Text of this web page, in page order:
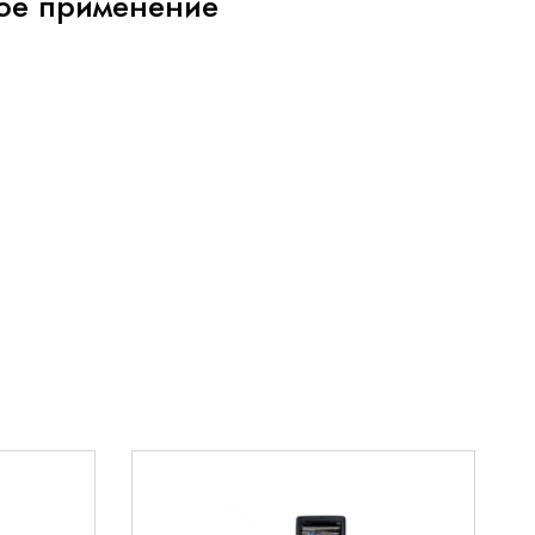
и установку оборудования